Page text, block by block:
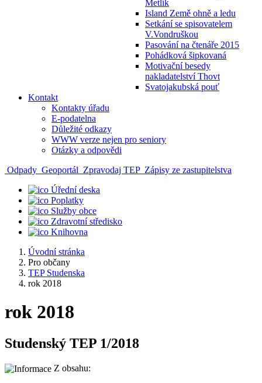
Metlík
Island Země ohně a ledu
Setkání se spisovatelem
V.Vondruškou
Pasování na čtenáře 2015
Pohádková šipkovaná
Motivační besedy
nakladatelství Thovt
Svatojakubská pouť
Kontakt
Kontakty úřadu
E-podatelna
Důležité odkazy
WWW verze nejen pro seniory
Otázky a odpovědi
Odpady Geoportál Zpravodaj TEP Zápisy ze zastupitelstva
Úřední deska
Poplatky
Služby obce
Zdravotní středisko
Knihovna
Úvodní stránka
Pro občany
TEP Studenska
rok 2018
rok 2018
Studenský TEP 1/2018
Z obsahu: